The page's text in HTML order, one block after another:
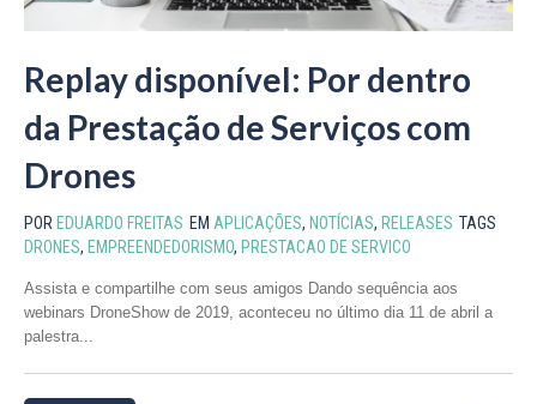
Replay disponível: Por dentro
da Prestação de Serviços com
Drones
POR EDUARDO FREITAS EM APLICAÇÕES, NOTÍCIAS, RELEASES TAGS
DRONES, EMPREENDEDORISMO, PRESTACAO DE SERVICO
Assista e compartilhe com seus amigos Dando sequência aos
webinars DroneShow de 2019, aconteceu no último dia 11 de abril a
palestra...